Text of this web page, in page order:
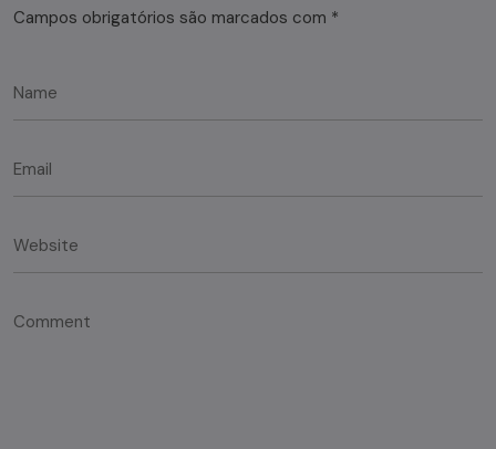
Campos obrigatórios são marcados com *